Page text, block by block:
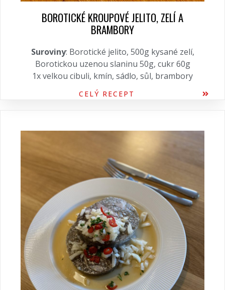
BOROTICKÉ KROUPOVÉ JELITO, ZELÍ A
BRAMBORY
Suroviny: Borotické jelito, 500g kysané zelí,
Borotickou uzenou slaninu 50g, cukr 60g
1x velkou cibuli, kmín, sádlo, sůl, brambory
CELÝ RECEPT